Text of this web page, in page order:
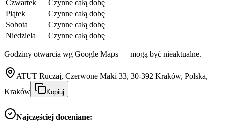
Czwartek
Czynne całą dobę
Piątek
Czynne całą dobę
Sobota
Czynne całą dobę
Niedziela
Czynne całą dobę
Godziny otwarcia wg Google Maps — mogą być nieaktualne.
ATUT Ruczaj, Czerwone Maki 33, 30-392 Kraków, Polska,
Kraków
Kopiuj
Najczęściej doceniane: